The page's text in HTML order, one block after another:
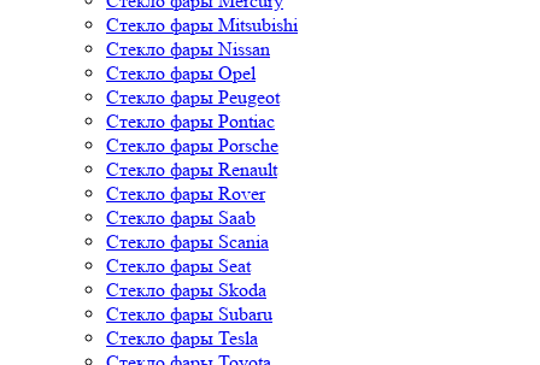
Стекло фары Mitsubishi
Стекло фары Nissan
Стекло фары Opel
Стекло фары Peugeot
Стекло фары Pontiac
Стекло фары Porsche
Стекло фары Renault
Стекло фары Rover
Стекло фары Saab
Стекло фары Scania
Стекло фары Seat
Стекло фары Skoda
Стекло фары Subaru
Стекло фары Tesla